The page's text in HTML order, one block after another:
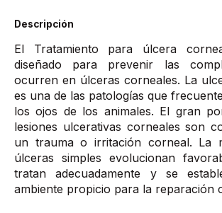
Descripción
El Tratamiento para úlcera
diseñado para prevenir las
ocurren en úlceras corneales. La
es una de las patologías que
los ojos de los animales. El gran
lesiones ulcerativas corneales son
un trauma o irritación corneal. La
úlceras simples evolucionan
tratan adecuadamente y se
ambiente propicio para la reparación